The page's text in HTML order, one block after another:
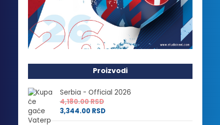
Proizvodi
Serbia - Official 2026
4,180.00RSD
3,344.00 RSD